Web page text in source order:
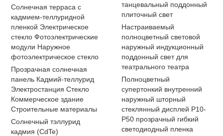
Солнечная терраса с
кадмием-теллуридной
пленкой Электрическое
стекло Фотоэлектрические
модули Наружное
фотоэлектрическое стекло
Прозрачная солнечная
панель Кадмий-теллурид
Электростанция Стекло
Коммерческое здание
Строительные материалы
Солнечный тэллурид
кадмия (CdTe)
танцевальный поддонный
плиточный свет
Настраиваемый
полноцветный световой
наружный индукционный
поддонный свет для
театрального театра
Полноцветный
супертонкий внутренний
наружный шторный
стеклянный дисплей P10-
P50 прозрачный гибкий
светодиодный пленка